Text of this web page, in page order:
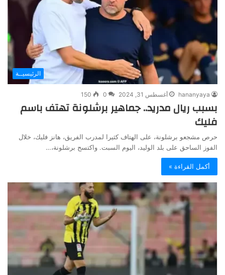
الرئيسيــة
hananyaya أغسطس 31, 2024 0
150
بسبب ريال مدريد.. جماهير برشلونة تهتف باسم
فليك
حرص مشجعو برشلونة، على الهتاف كثيرا لمدرب الفريق، هانز فليك، خلال
الفوز الساحق على بلد الوليد، اليوم السبت. واكتسح برشلونة،…
أكمل القراءة »